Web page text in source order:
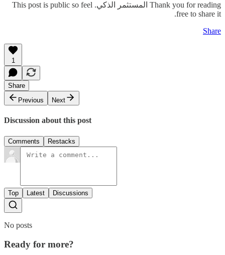
Thank you for reading المستثمر الذكي. This post is public so feel
free to share it.
Share
1
Share
Previous
Next
Discussion about this post
Comments Restacks
Top Latest Discussions
No posts
Ready for more?